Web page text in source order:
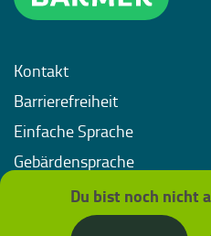
Kontakt
Barrierefreiheit
Einfache Sprache
Gebärdensprache
Impressum
Datenschutz
Du bist noch nicht